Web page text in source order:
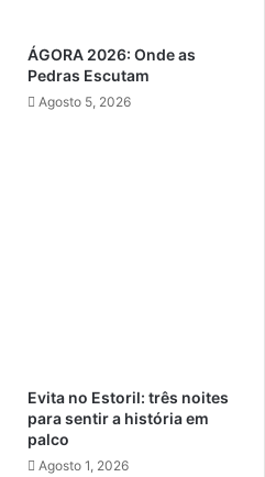
ÁGORA 2026: Onde as
Pedras Escutam
Agosto 5, 2026
Evita no Estoril: três noites
para sentir a história em
palco
Agosto 1, 2026